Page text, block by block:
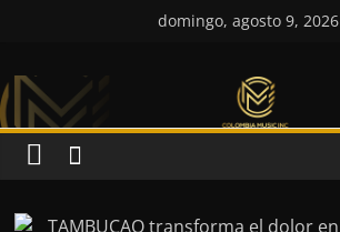
domingo, agosto 9, 2026
Colombia
Music
Inc